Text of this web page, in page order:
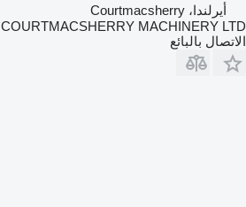
أيرلندا، Courtmacsherry
COURTMACSHERRY MACHINERY LTD
الاتصال بالبائع